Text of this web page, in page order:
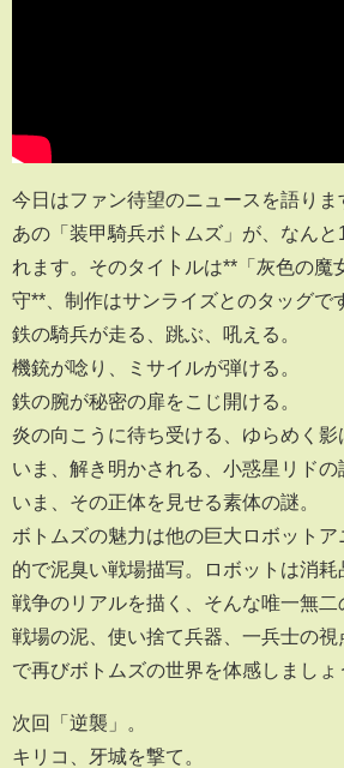
今日はファン待望のニュースを語りま
あの「装甲騎兵ボトムズ」が、なんと
れます。そのタイトルは**「灰色の魔
守**、制作はサンライズとのタッグで
鉄の騎兵が走る、跳ぶ、吼える。
機銃が唸り、ミサイルが弾ける。
鉄の腕が秘密の扉をこじ開ける。
炎の向こうに待ち受ける、ゆらめく影
いま、解き明かされる、小惑星リドの
いま、その正体を見せる素体の謎。
ボトムズの魅力は他の巨大ロボット
的で泥臭い戦場描写。ロボットは消
戦争のリアルを描く、そんな唯一無二
戦場の泥、使い捨て兵器、一兵士の
で再びボトムズの世界を体感しましょ
次回「逆襲」。
キリコ、牙城を撃て。